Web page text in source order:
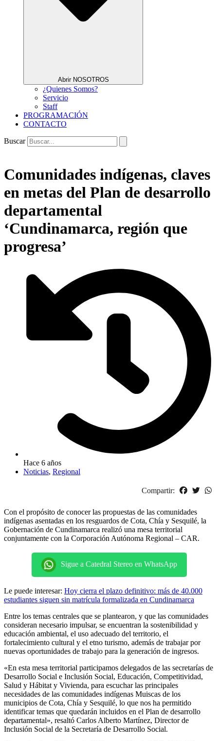
Abrir NOSOTROS
¿Quienes Somos?
Servicio
Staff
PROGRAMACIÓN
CONTACTO
Buscar
Comunidades indígenas, claves
en metas del Plan de desarrollo
departamental
‘Cundinamarca, región que
progresa’
Hace 6 años
Noticias, Regional
Compartir:
Con el propósito de conocer las propuestas de las comunidades
indígenas asentadas en los resguardos de Cota, Chía y Sesquilé, la
Gobernación de Cundinamarca realizó una mesa territorial
conjuntamente con la Corporación Autónoma Regional – CAR.
Sigue a Catedral Stereo en WhatsApp
Le puede interesar: Hoy cierra el plazo definitivo: más de 40.000
estudiantes siguen sin matrícula formalizada en Cundinamarca
Entre los temas centrales que se plantearon, y que las comunidades
consideran necesario impulsar, se encuentran la sostenibilidad y
educación ambiental, el uso adecuado del territorio, el
fortalecimiento cultural y el etno turismo, además de trabajar por
nuevas oportunidades de trabajo para la generación de ingresos.
«En esta mesa territorial participamos delegados de las secretarías de
Desarrollo Social e Inclusión Social, Educación, Competitividad,
Salud y Hábitat y Vivienda, para escuchar las principales
necesidades de las comunidades indígenas Muiscas de los
municipios de Cota, Chía y Sesquilé, lo que nos ha permitido
identificar temas que quedarán incluidos en el Plan de desarrollo
departamental», resaltó Carlos Alberto Martínez, Director de
Inclusión Social de la Secretaría de Desarrollo Social.